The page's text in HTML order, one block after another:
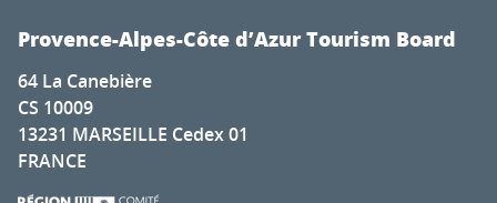
Provence-Alpes-Côte d’Azur Tourism Board
64 La Canebière
CS 10009
13231 MARSEILLE Cedex 01
FRANCE